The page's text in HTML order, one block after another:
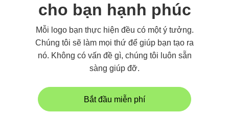
cho bạn hạnh phúc
Mỗi logo bạn thực hiện đều có một ý tưởng.
Chúng tôi sẽ làm mọi thứ để giúp bạn tạo ra
nó. Không có vấn đề gì, chúng tôi luôn sẵn
sàng giúp đỡ.
Bắt đầu miễn phí